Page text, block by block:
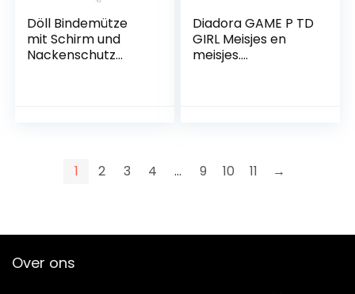
Döll Bindemütze
mit Schirm und
Nackenschutz
Diadora GAME P TD
GIRL Meisjes en
meisjes.
1 2 3 4 … 9 10 11 →
Over ons